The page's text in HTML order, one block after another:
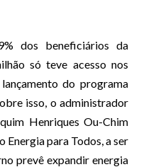
dos beneficiários da
só teve acesso nos
do programa
isso, o administrador
Henriques Ou-Chim
Energia para Todos, a ser
prevê expandir energia